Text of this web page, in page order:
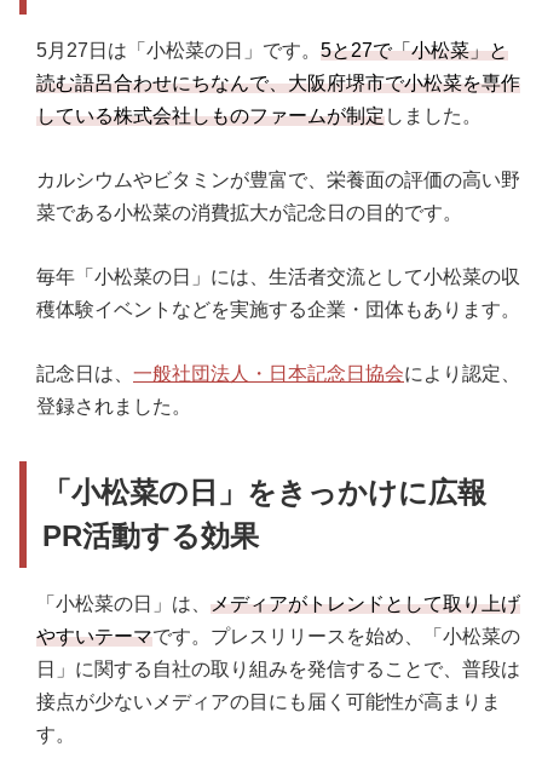
5月27日は「小松菜の日」です。 5と27で「小松菜」と
読む語呂合わせにちなんで、大阪府堺市で小松菜を専作
している株式会社しものファームが制定しました。
カルシウムやビタミンが豊富で、栄養面の評価の高い野
菜である小松菜の消費拡大が記念日の目的です。
毎年「小松菜の日」には、生活者交流として小松菜の収
穫体験イベントなどを実施する企業・団体もあります。
記念日は、 一般社団法人・日本記念 日協会により認定、
登録されました。
「小松菜の日」をきっかけに広報
PR活動する効果
「小松菜の日」は、 メディアがトレンドとして取り上げ
やすいテーマです。プレスリリースを始め、「小松菜の
日」に関する自社の取り組みを発信することで、普段は
接点が少ないメディアの目にも届く可能性が高まりま
す。